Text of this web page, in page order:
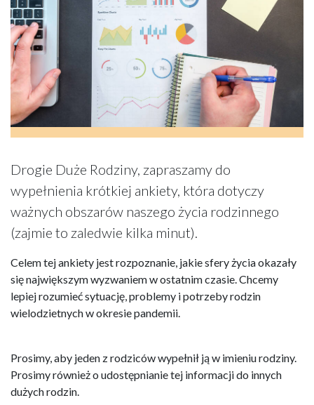
Drogie Duże Rodziny, zapraszamy do
wypełnienia krótkiej ankiety, która dotyczy
ważnych obszarów naszego życia rodzinnego
(zajmie to zaledwie kilka minut).
Celem tej ankiety jest rozpoznanie, jakie sfery życia okazały
się największym wyzwaniem w ostatnim czasie. Chcemy
lepiej rozumieć sytuację, problemy i potrzeby rodzin
wielodzietnych w okresie pandemii.
Prosimy, aby jeden z rodziców wypełnił ją w imieniu rodziny.
Prosimy również o udostępnianie tej informacji do innych
dużych rodzin.